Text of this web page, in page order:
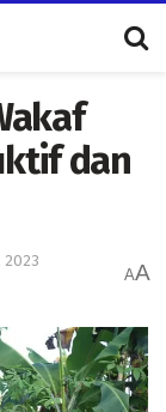
dan
2023
AA